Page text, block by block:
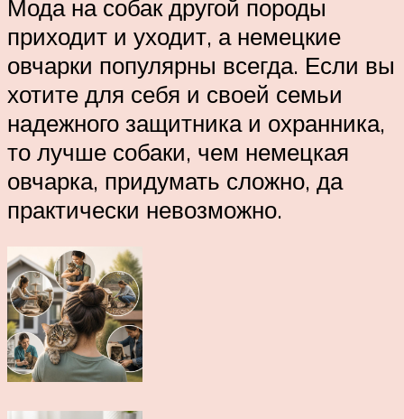
Мода на собак другой породы
приходит и уходит, а немецкие
овчарки популярны всегда. Если вы
хотите для себя и своей семьи
надежного защитника и охранника,
то лучше собаки, чем немецкая
овчарка, придумать сложно, да
практически невозможно.